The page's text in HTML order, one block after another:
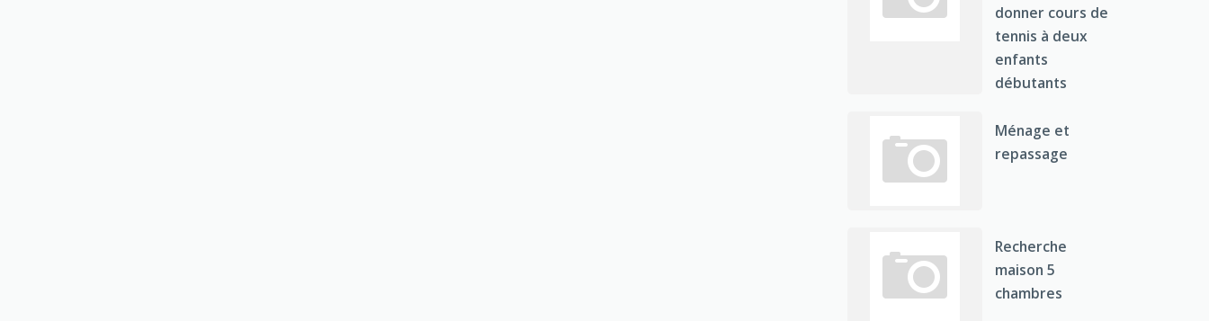
donner cours de
tennis à deux
enfants
débutants
Ménage et
repassage
Recherche
maison 5
chambres